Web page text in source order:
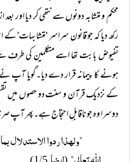
محکم و متشابہ دونوں سے نتھی کر دیا اور
رکھ دیا کہ جو قانون سراسر 'متشابہات' کے
تفیوض بابت تھا اسے متکلمین کی
ہونے کا پیمانہ قرار دے دیا۔گویا آپ نے
کے نزدیک قرآن و سنت دو حصوں میں
دوسرا وہ جو ناقابلِ احتجاج ہے۔پھر آپ
"ولھذا ردوا الاستدلال
(
1
5)